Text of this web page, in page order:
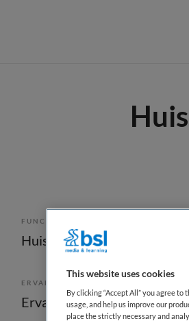
FUNCTIE
Huisarts
ERVARING
Ervaren
This website uses cookies
By clicking “Accept All” you agree
usage, and help us improve our
place the strictly necessary and